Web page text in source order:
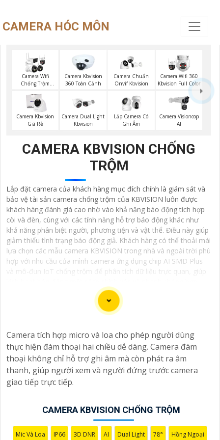
CAMERA HÓC MÔN
Camera Wifi
Chống Trộm
Camera Kbvision
360 Toàn Cảnh
Camera Chuẩn
Onvif Kbvision
Camera Wifi 360
Kbvision Full Color
Camera Kbvision
Giá Rẻ
Camera Dual Light
Kbvision
Lắp Camera Có
Ghi Âm
Camera Visioncop
Al
CAMERA KBVISION CHỐNG
TRỘM
Lắp đặt camera của khách hàng mục đích chính là giám sát và
bảo vệ tài sản camera chống trộm của KBVISION luôn được
khách hàng đánh giá cao nhờ vào khả năng báo động tích hợp
còi và đèn, cùng với các tính năng hỗ trợ báo động khác như
khả năng phân biệt người, phương tiện và vật thể. Điều này giúp
giảm thiểu tình trạng báo động giả. Khách hàng có thể thoải mái
lựa chọn các mẫu camera KBVISION trong nhà và ngoài trời phù
hợp với nhu cầu của mình camera ứng dụng chip AI SMD Plus
và mô-đun IoT chống trộm để phân tích dữ liệu trực quan, giúp
Một số dòng camera KBVISION chống trộm cao cấp còn được
trang bị loa và đèn nháy sáng mang tính răn đe hiệu quả.
Camera KBVISION chống trộm với chất lượng hình ảnh sắc nét,
Chào bạn, dưới đây là một số câu giới thiệu cho việc
mua Camera Kbvision với chiết khấu cao và giải pháp
"Chào anh/chị! Bạn đang tìm kiếm Camera Kbvision
với chiết khấu hấp dẫn? Hãy đến với chúng tôi để nhận
ưu đãi đặc biệt và được tư vấn về giải pháp chính xác
Camera tích hợp micro và loa cho phép người dùng
thực hiện đàm thoại hai chiều dễ dàng. Camera đàm
thoại không chỉ hỗ trợ ghi âm mà còn phát ra âm
thanh, giúp người xem và người đứng trước camera
giao tiếp trực tiếp.
CAMERA KBVISION CHỐNG TRỘM
Mic Và Loa IP66 3D DNR AI Dual Light 78° Hồng Ngoại